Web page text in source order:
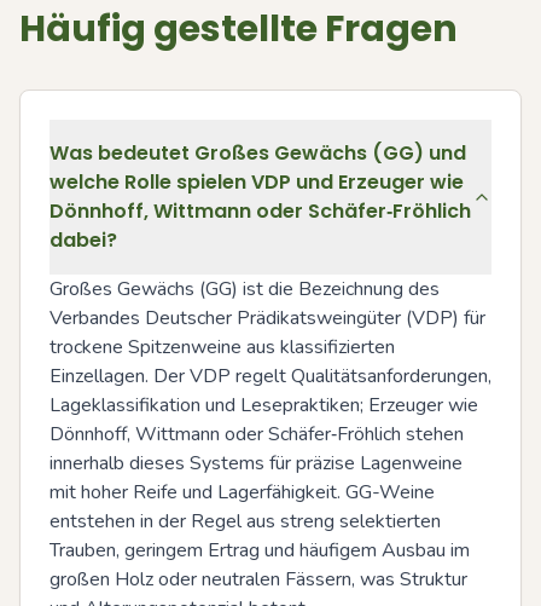
Häufig gestellte Fragen
Was bedeutet Großes Gewächs (GG) und
welche Rolle spielen VDP und Erzeuger wie
Dönnhoff, Wittmann oder Schäfer‑Fröhlich
dabei?
Großes Gewächs (GG) ist die Bezeichnung des
Verbandes Deutscher Prädikatsweingüter (VDP) für
trockene Spitzenweine aus klassifizierten
Einzellagen. Der VDP regelt Qualitätsanforderungen,
Lageklassifikation und Lesepraktiken; Erzeuger wie
Dönnhoff, Wittmann oder Schäfer‑Fröhlich stehen
innerhalb dieses Systems für präzise Lagenweine
mit hoher Reife und Lagerfähigkeit. GG-Weine
entstehen in der Regel aus streng selektierten
Trauben, geringem Ertrag und häufigem Ausbau im
großen Holz oder neutralen Fässern, was Struktur